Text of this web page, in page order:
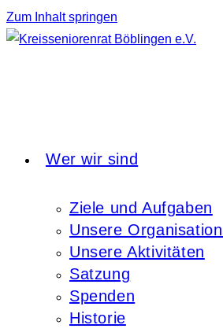
Zum Inhalt springen
Wer wir sind
Ziele und Aufgaben
Unsere
Unsere Aktivitäten
Satzung
Spenden
Historie